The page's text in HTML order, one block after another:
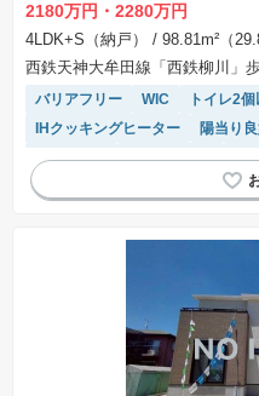
2180万円・2280万円
4LDK+S（納戸）
/ 98.81m²（
西鉄天神大牟田線「西鉄柳川」
バリアフリー WIC トイレ2
IHクッキングヒーター
陽当り
窓付き浴室
対面キッチン
温
モニター付きインターホン